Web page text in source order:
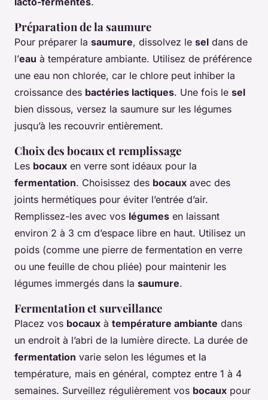
Préparation de la saumure
Pour préparer la saumure, dissolvez le sel dans de
l’eau à température ambiante. Utilisez de préférence
une eau non chlorée, car le chlore peut inhiber la
croissance des bactéries lactiques. Une fois le sel
bien dissous, versez la saumure sur les légumes
jusqu’à les recouvrir entièrement.
Choix des bocaux et remplissage
Les bocaux en verre sont idéaux pour la
fermentation. Choisissez des bocaux avec des
joints hermétiques pour éviter l’entrée d’air.
Remplissez-les avec vos légumes en laissant
environ 2 à 3 cm d’espace libre en haut. Utilisez un
poids (comme une pierre de fermentation en verre
ou une feuille de chou pliée) pour maintenir les
légumes immergés dans la saumure.
Fermentation et surveillance
Placez vos bocaux à température ambiante dans
un endroit à l’abri de la lumière directe. La durée de
fermentation varie selon les légumes et la
température, mais en général, comptez entre 1 à 4
semaines. Surveillez régulièrement vos bocaux pour